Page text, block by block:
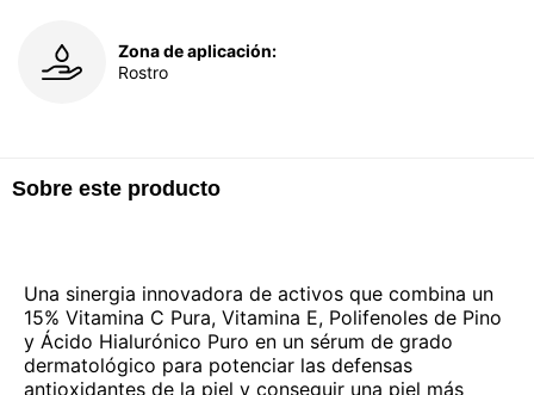
Zona de aplicación:
Rostro
Sobre este producto
Una sinergia innovadora de activos que combina un
15% Vitamina C Pura, Vitamina E, Polifenoles de Pino
y Ácido Hialurónico Puro en un sérum de grado
dermatológico para potenciar las defensas
antioxidantes de la piel y conseguir una piel más